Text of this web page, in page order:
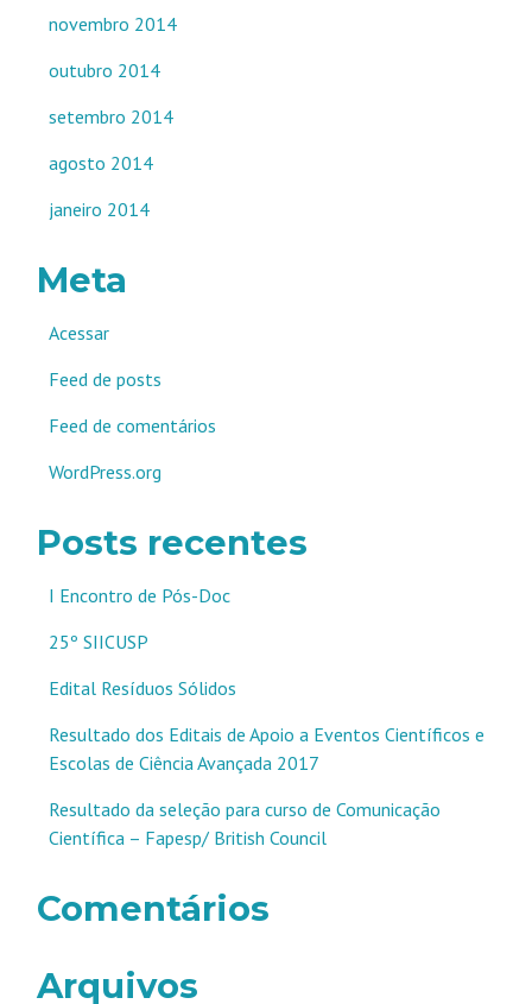
novembro 2014
outubro 2014
setembro 2014
agosto 2014
janeiro 2014
Meta
Acessar
Feed de posts
Feed de comentários
WordPress.org
Posts recentes
I Encontro de Pós-Doc
25º SIICUSP
Edital Resíduos Sólidos
Resultado dos Editais de Apoio a Eventos Científicos e
Escolas de Ciência Avançada 2017
Resultado da seleção para curso de Comunicação
Científica – Fapesp/ British Council
Comentários
Arquivos